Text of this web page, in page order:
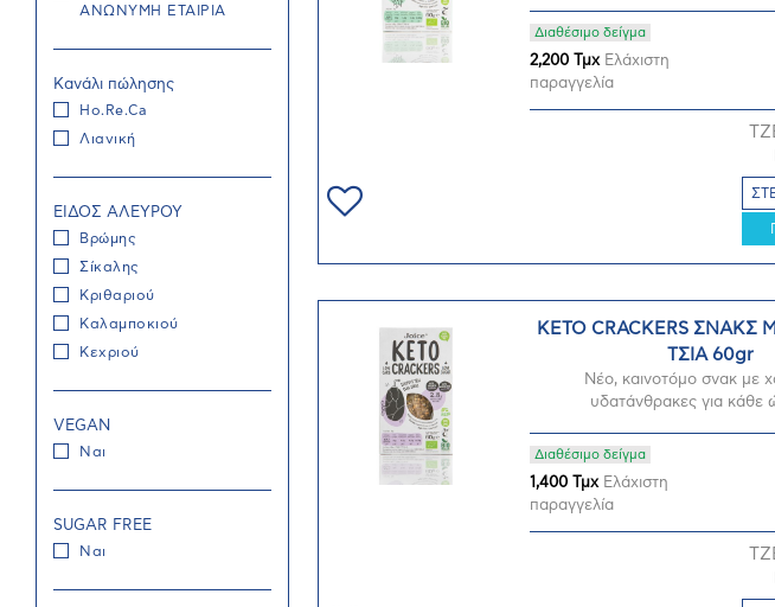
ΑΝΩΝΥΜΗ ΕΤΑΙΡΙΑ
Κανάλι πώλησης
Ho.Re.Ca
Λιανική
ΕΙΔΟΣ ΑΛΕΥΡΟΥ
Βρώμης
Σίκαλης
Κριθαριού
Καλαμποκιού
Κεχριού
VEGAN
Ναι
SUGAR FREE
Ναι
Διαθέσιμο δείγμα
2,200 ΤμχΕλάχιστη
παραγγελία
KETO CRACKERS
ΤΣΙΑ 60gr
Νέο, καινοτόμο σνακ με
υδατάνθρακες για κάθε
Διαθέσιμο δείγμα
1,400 ΤμχΕλάχιστη
παραγγελία